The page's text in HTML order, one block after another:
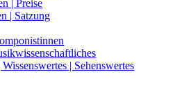
| Preise
| Satzung
| Sehenswertes